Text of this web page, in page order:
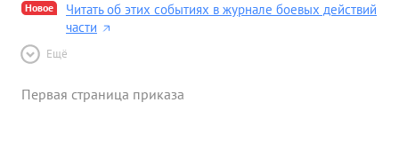
Новое
Читать об этих событиях в журнале боевых действий
части
Ещё
Первая страница приказа